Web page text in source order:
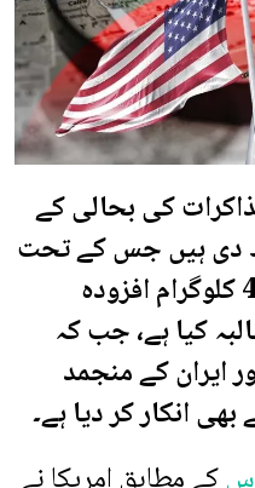
کی بحالی کے
دی ہیں جس کے تحت
واشنگٹن نے تہران سے 400 کلوگرام افزودہ
کیا ہے، جب کہ
ایران کے منجمد
انکار کر دیا ہے۔